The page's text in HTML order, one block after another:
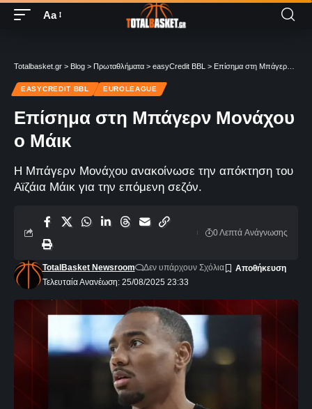
Aa
Totalbasket.gr > Blog > Πρωταθλήματα > easyCredit BBL > Επίσημα στη Μπάγερν Μονάχου ο Μάικ
EASYCREDIT BBL EUROLEAGUE
Επίσημα στη Μπάγερν Μονάχου
ο Μάικ
Η Μπάγερν Μονάχου ανακοίνωσε την απόκτηση του
Αϊζάια Μάικ για την επόμενη σεζόν.
Τελευταία Ανανέωση: 25/08/2025 23:33
TotalBasket Newsroom Δεν υπάρχουν Σχόλια
0 Λεπτά Aνάγνωσης